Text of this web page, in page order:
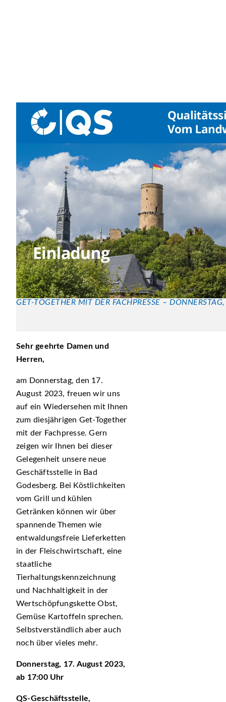
GET-TOGETHER MIT DER FACHPRESSE –
Sehr geehrte Damen und
Herren,
am Donnerstag, den 17.
August 2023, freuen wir uns
auf ein Wiedersehen mit Ihnen
zum diesjährigen Get-Together
mit der Fachpresse. Gern
zeigen wir Ihnen bei dieser
Gelegenheit unsere neue
Geschäftsstelle in Bad
Godesberg. Bei Köstlichkeiten
vom Grill und kühlen
Getränken können wir über
spannende Themen wie
entwaldungsfreie Lieferketten
in der Fleischwirtschaft, eine
staatliche
Tierhaltungskennzeichnung
und Nachhaltigkeit in der
Wertschöpfungskette Obst,
Gemüse Kartoffeln sprechen.
Selbstverständlich aber auch
noch über vieles mehr.
Donnerstag, 17. August 2023,
ab 17:00 Uhr
QS-Geschäftsstelle,